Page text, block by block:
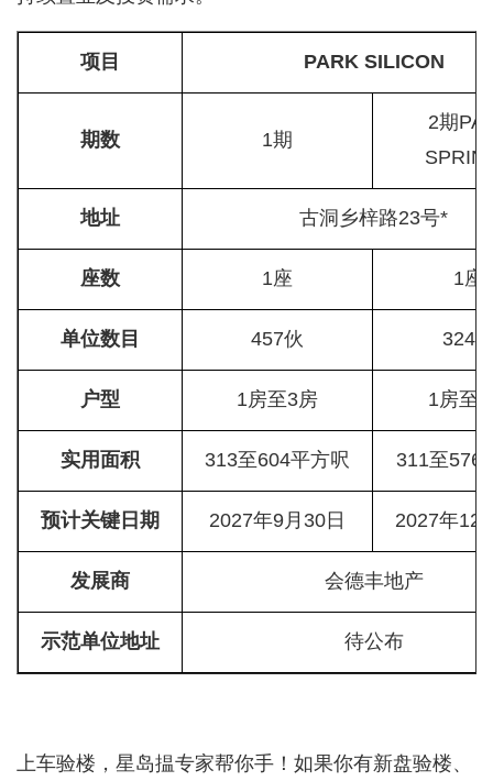
项目 PARK SILICON
期数 1期
2期
地址 古洞乡梓路23号*
座数 1座 1座
单位数目 457伙 324
户型 1房至3房 1房至
实用面积 313至604平方呎 311至576
预计关键日期 2027年9月30日 2027年12
发展商 会德丰地产
示范单位地址 待公布
上车验楼，星岛揾专家帮你手！如果你有新盘验楼、